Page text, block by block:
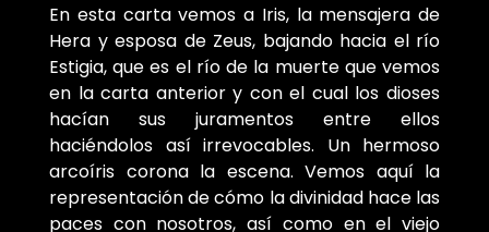
En esta carta vemos a Iris, la mensajera de
Hera y esposa de Zeus, bajando hacia el río
Estigia, que es el río de la muerte que vemos
en la carta anterior y con el cual los dioses
hacían sus juramentos entre ellos
haciéndolos así irrevocables. Un hermoso
arcoíris corona la escena. Vemos aquí la
representación de cómo la divinidad hace las
paces con nosotros, así como en el viejo